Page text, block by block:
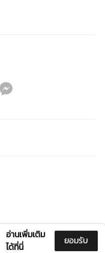
อ่านเพิ่มเติม
ได้ที่นี่
ยอมรับ